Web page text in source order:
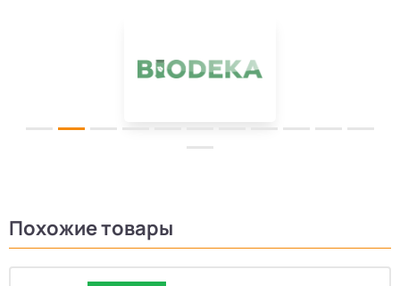
Похожие товары